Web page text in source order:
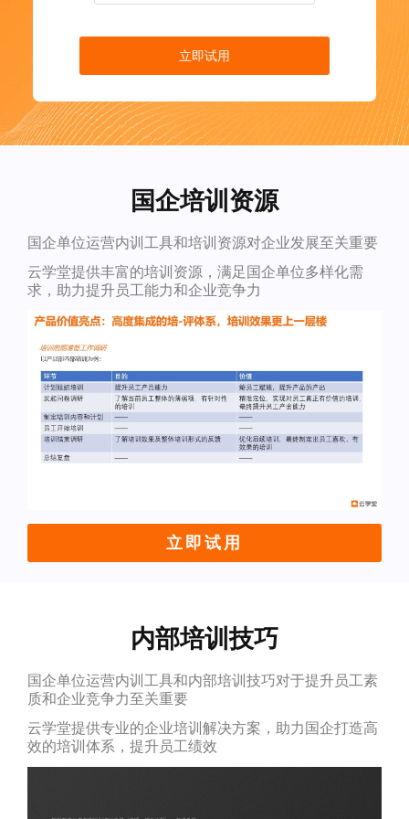
立即试用
国企培训资源
国企单位运营内训工具和培训资源对企业发展至关重要
云学堂提供丰富的培训资源，满足国企单位多样化需
求，助力提升员工能力和企业竞争力
立即试用
内部培训技巧
国企单位运营内训工具和内部培训技巧对于提升员工素
质和企业竞争力至关重要
云学堂提供专业的企业培训解决方案，助力国企打造高
效的培训体系，提升员工绩效